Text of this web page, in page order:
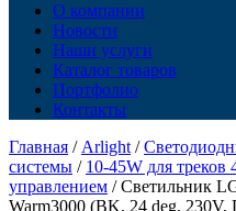
О компании
Новости
Наши услуги
Каталог товаров
Портфолио
Контакты
Главная / Arlight /
системы / 10-45W для треков
управлением / Светильник
Warm3000 (BK, 24 deg,